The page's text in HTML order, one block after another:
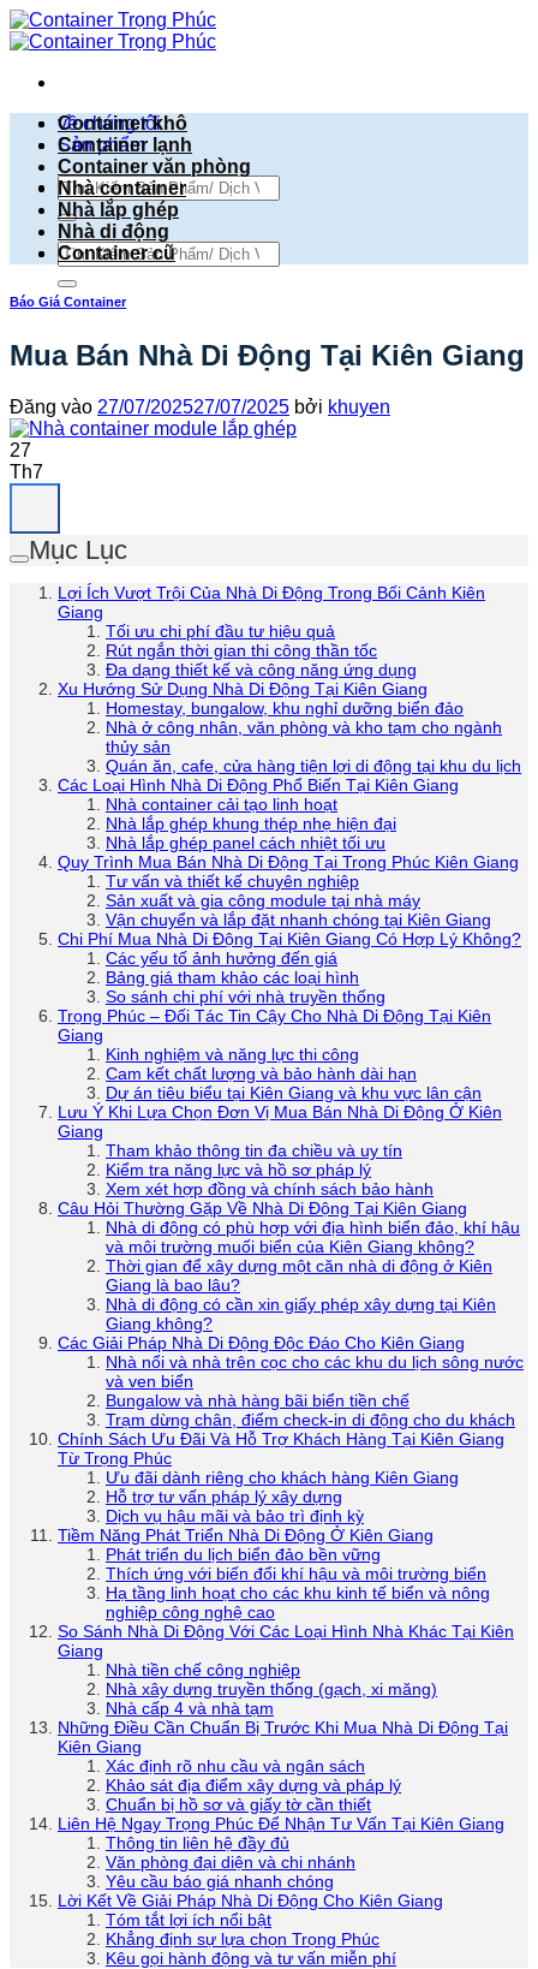
Bỏ
qua
dung
về chúng tôi
Sản phẩm
Tìm
kiếm:
Tìm
kiếm:
Container khô
Container lạnh
Container văn phòng
Nhà container
Nhà lắp ghép
Nhà di động
Container cũ
Báo Giá Container
Mua Bán Nhà Di Động Tại Kiên Giang
Đăng vào 27/07/202527/07/2025 bởi khuyen
27
Th7
Mục Lục
Lợi Ích Vượt Trội Của Nhà Di Động Trong Bối Cảnh Kiên
Giang
Tối ưu chi phí đầu tư hiệu quả
Rút ngắn thời gian thi công thần tốc
Đa dạng thiết kế và công năng ứng dụng
Xu Hướng Sử Dụng Nhà Di Động Tại Kiên Giang
Homestay, bungalow, khu nghỉ dưỡng biển đảo
Nhà ở công nhân, văn phòng và kho tạm cho ngành
thủy sản
Quán ăn, cafe, cửa hàng tiện lợi di động tại khu du lịch
Các Loại Hình Nhà Di Động Phổ Biến Tại Kiên Giang
Nhà container cải tạo linh hoạt
Nhà lắp ghép khung thép nhẹ hiện đại
Nhà lắp ghép panel cách nhiệt tối ưu
Quy Trình Mua Bán Nhà Di Động Tại Trọng Phúc Kiên Giang
Tư vấn và thiết kế chuyên nghiệp
Sản xuất và gia công module tại nhà máy
Vận chuyển và lắp đặt nhanh chóng tại Kiên Giang
Chi Phí Mua Nhà Di Động Tại Kiên Giang Có Hợp Lý Không?
Các yếu tố ảnh hưởng đến giá
Bảng giá tham khảo các loại hình
So sánh chi phí với nhà truyền thống
Trọng Phúc – Đối Tác Tin Cậy Cho Nhà Di Động Tại Kiên
Giang
Kinh nghiệm và năng lực thi công
Cam kết chất lượng và bảo hành dài hạn
Dự án tiêu biểu tại Kiên Giang và khu vực lân cận
Lưu Ý Khi Lựa Chọn Đơn Vị Mua Bán Nhà Di Động Ở Kiên
Giang
Tham khảo thông tin đa chiều và uy tín
Kiểm tra năng lực và hồ sơ pháp lý
Xem xét hợp đồng và chính sách bảo hành
Câu Hỏi Thường Gặp Về Nhà Di Động Tại Kiên Giang
Nhà di động có phù hợp với địa hình biển đảo, khí hậu
và môi trường muối biển của Kiên Giang không?
Thời gian để xây dựng một căn nhà di động ở Kiên
Giang là bao lâu?
Nhà di động có cần xin giấy phép xây dựng tại Kiên
Giang không?
Các Giải Pháp Nhà Di Động Độc Đáo Cho Kiên Giang
Nhà nổi và nhà trên cọc cho các khu du lịch sông nước
và ven biển
Bungalow và nhà hàng bãi biển tiền chế
Trạm dừng chân, điểm check-in di động cho du khách
Chính Sách Ưu Đãi Và Hỗ Trợ Khách Hàng Tại Kiên Giang
Từ Trọng Phúc
Ưu đãi dành riêng cho khách hàng Kiên Giang
Hỗ trợ tư vấn pháp lý xây dựng
Dịch vụ hậu mãi và bảo trì định kỳ
Tiềm Năng Phát Triển Nhà Di Động Ở Kiên Giang
Phát triển du lịch biển đảo bền vững
Thích ứng với biến đổi khí hậu và môi trường biển
Hạ tầng linh hoạt cho các khu kinh tế biển và nông
nghiệp công nghệ cao
So Sánh Nhà Di Động Với Các Loại Hình Nhà Khác Tại Kiên
Giang
Nhà tiền chế công nghiệp
Nhà xây dựng truyền thống (gạch, xi măng)
Nhà cấp 4 và nhà tạm
Những Điều Cần Chuẩn Bị Trước Khi Mua Nhà Di Động Tại
Kiên Giang
Xác định rõ nhu cầu và ngân sách
Khảo sát địa điểm xây dựng và pháp lý
Chuẩn bị hồ sơ và giấy tờ cần thiết
Liên Hệ Ngay Trọng Phúc Để Nhận Tư Vấn Tại Kiên Giang
Thông tin liên hệ đầy đủ
Văn phòng đại diện và chi nhánh
Yêu cầu báo giá nhanh chóng
Lời Kết Về Giải Pháp Nhà Di Động Cho Kiên Giang
Tóm tắt lợi ích nổi bật
Khẳng định sự lựa chọn Trọng Phúc
Kêu gọi hành động và tư vấn miễn phí